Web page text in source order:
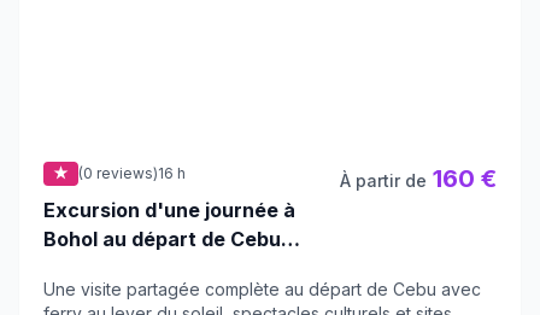
★ (0 reviews)16 h
Excursion d'une journée à
Bohol au départ de Cebu
AR et ferry
À partir de 160 €
Une visite partagée complète au départ de Cebu avec